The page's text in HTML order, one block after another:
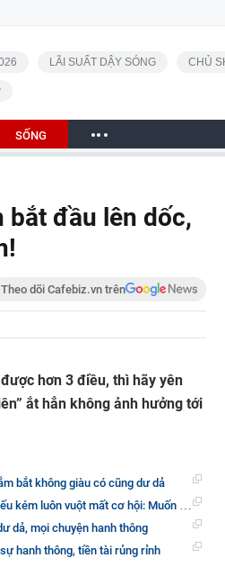
LÃI SUẤT DẬY SÓNG CHỦ
SỐNG
bắt đầu lên dốc,
Theo dõi Cafebiz.vn trên
hơn 3 điều, thì hãy yên
ắt hẳn không ảnh hưởng tới
bắt không giàu có cũng dư dả
mất cơ hội: Muốn đổi vận, phải nhanh trí!
dả, mọi chuyện hanh thông
hanh thông, tiền tài rủng rỉnh